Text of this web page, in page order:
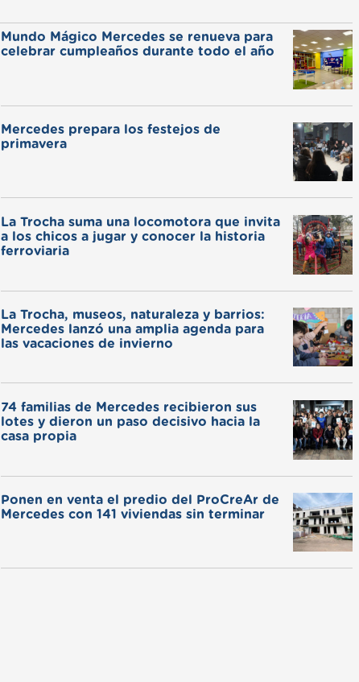
Mundo Mágico Mercedes se renueva para
celebrar cumpleaños durante todo el año
Mercedes prepara los festejos de
primavera
La Trocha suma una locomotora que invita
a los chicos a jugar y conocer la historia
ferroviaria
La Trocha, museos, naturaleza y barrios:
Mercedes lanzó una amplia agenda para
las vacaciones de invierno
74 familias de Mercedes recibieron sus
lotes y dieron un paso decisivo hacia la
casa propia
Ponen en venta el predio del ProCreAr de
Mercedes con 141 viviendas sin terminar